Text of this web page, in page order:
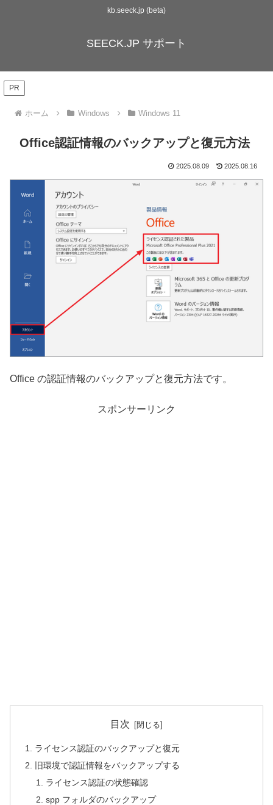
kb.seeck.jp (beta)
SEECK.JP サポート
PR
ホーム Windows Windows 11
Office認証情報のバックアップと復元方法
2025.08.09 2025.08.16
Office の認証情報のバックアップと復元方法です。
スポンサーリンク
目次
ライセンス認証のバックアップと復元
旧環境で認証情報をバックアップする
ライセンス認証の状態確認
spp フォルダのバックアップ